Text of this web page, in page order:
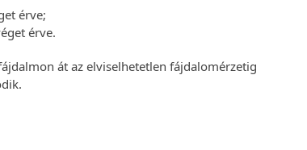
érve;
érve.
át az elviselhetetlen fájdalomérzetig